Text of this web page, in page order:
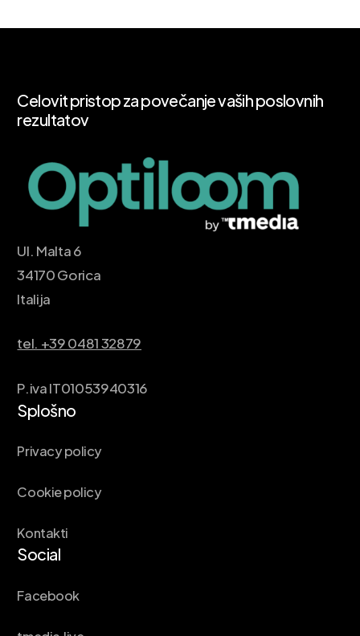
Celovitpristopzapovečanjevašihposlovnih
rezultatov
Ul. Malta 6
34170 Gorica
Italija
tel. +39 0481 32879
P.iva IT01053940316
Splošno
Privacy policy
Cookie policy
Kontakti
Social
Facebook